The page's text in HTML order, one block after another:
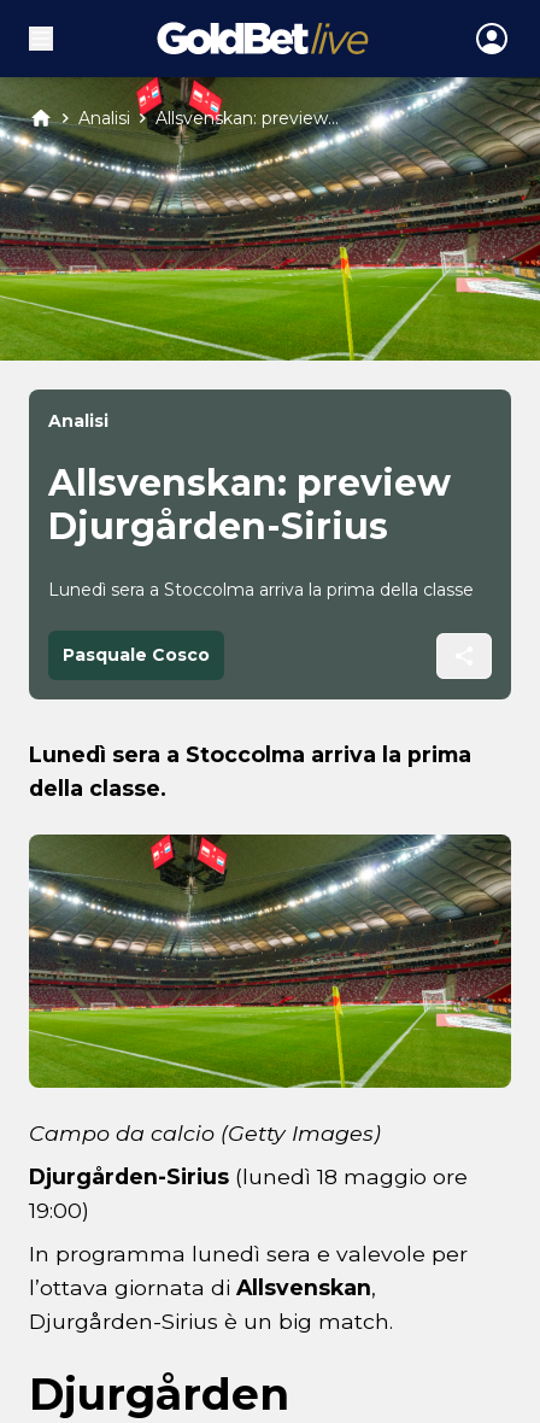
Analisi Allsvenskan: preview...
Analisi
Allsvenskan: preview
Djurgården-Sirius
Lunedì sera a Stoccolma arriva la prima della classe
Pasquale Cosco
Lunedì sera a Stoccolma arriva la prima
della classe.
Campo da calcio (Getty Images)
Djurgården-Sirius (lunedì 18 maggio ore
19:00)
In programma lunedì sera e valevole per
l’ottava giornata di Allsvenskan,
Djurgården-Sirius è un big match.
Djurgården